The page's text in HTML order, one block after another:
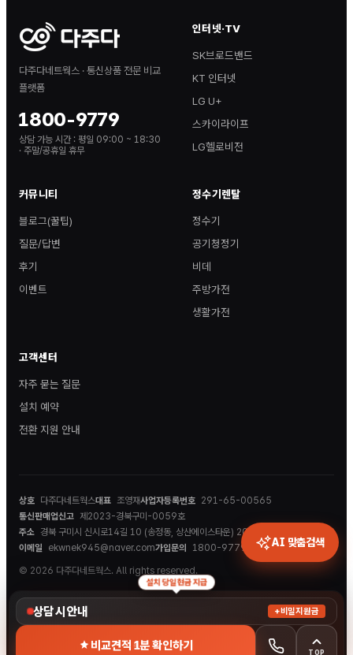
상담 시 안내 +비밀지원금
설치 당일 현금 지급
비교견적 1분 확인하기
TOP
다주다네트웍스 · 통신상품 전문 비교
플랫폼
1800-9779
상담 가능 시간 : 평일 09:00 ~ 18:30
· 주말/공휴일 휴무
인터넷·TV
SK브로드밴드
KT 인터넷
LG U+
스카이라이프
LG헬로비전
커뮤니티
블로그(꿀팁)
질문/답변
후기
이벤트
정수기렌탈
정수기
공기청정기
비데
주방가전
생활가전
고객센터
자주 묻는 질문
설치 예약
전환 지원 안내
상호 다주다네트웍스대표 조영재사업자등록번호 291-65-00565
통신판매업신고 제2023-경북구미-0059호
주소 경북 구미시 신시로14길 10 (송정동, 상산에이스타운) 202호
이메일
ekwnek945@naver.com가입문의 1800-9779
© 2026 다주다네트웍스. All rights reserved.
AI 맞춤검색